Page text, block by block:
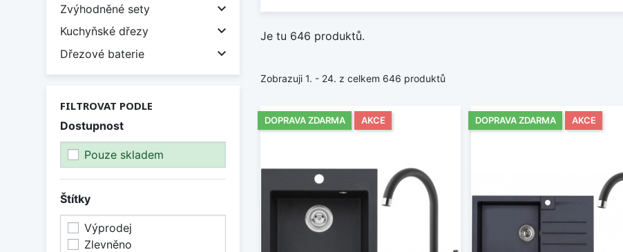
Zvýhodněné sety

Kuchyňské dřezy 
Dřezové baterie 
FILTROVAT PODLE
Dostupnost
Pouze skladem
Štítky
Výprodej
Zlevněno
Je tu 646 produktů.
Zobrazuji 1. - 24. z celkem 646 produktů
DOPRAVA ZDARMA AKCE DOPRAVA ZDARMA AKCE